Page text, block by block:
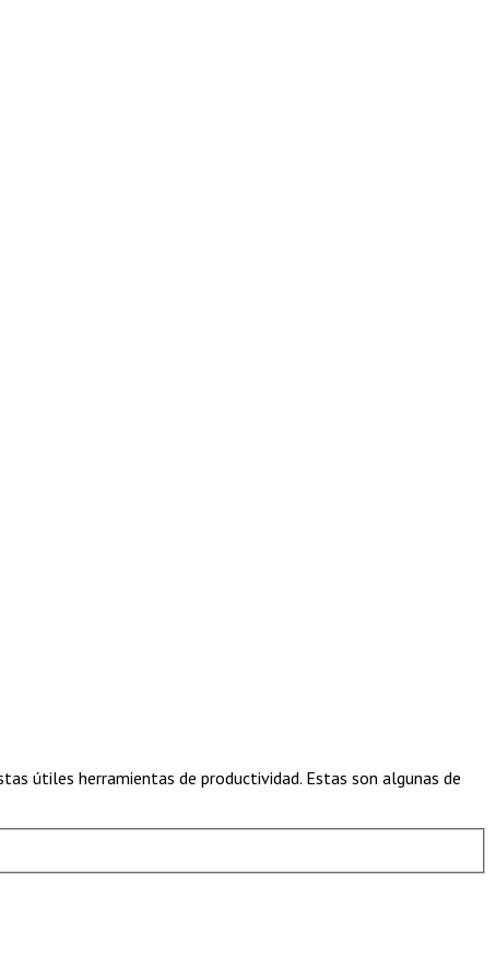
útiles herramientas de productividad. Estas son algunas de